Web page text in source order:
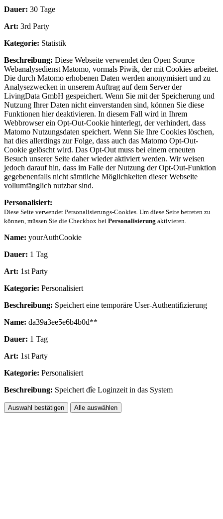
Dauer: 30 Tage
Art: 3rd Party
Kategorie: Statistik
Beschreibung: Diese Webseite verwendet den Open Source
Webanalysedienst Matomo, vormals Piwik, der mit Cookies arbeitet.
Die durch Matomo erhobenen Daten werden anonymisiert und zu
Analysezwecken in unserem Auftrag auf dem Server der
LivingData GmbH gespeichert. Wenn Sie mit der Speicherung und
Nutzung Ihrer Daten nicht einverstanden sind, können Sie diese
Funktionen hier deaktivieren. In diesem Fall wird in Ihrem
Webbrowser ein Opt-Out-Cookie hinterlegt, der verhindert, dass
Matomo Nutzungsdaten speichert. Wenn Sie Ihre Cookies löschen,
hat dies allerdings zur Folge, dass auch das Matomo Opt-Out-
Cookie gelöscht wird. Das Opt-Out muss bei einem erneuten
Besuch unserer Seite daher wieder aktiviert werden. Wir weisen
jedoch darauf hin, dass im Falle der Nutzung der Opt-Out-Funktion
gegebenenfalls nicht sämtliche Möglichkeiten dieser Webseite
vollumfänglich nutzbar sind.
Personalisiert:
Diese Seite verwendet Personalisierungs-Cookies. Um diese Seite betreten zu
können, müssen Sie die Checkbox bei Personalisierung aktivieren.
Name: yourAuthCookie
Dauer: 1 Tag
Art: 1st Party
Kategorie: Personalisiert
Beschreibung: Speichert eine temporäre User-Authentifizierung
Name: da39a3ee5e6b4b0d**
Dauer: 1 Tag
Art: 1st Party
Kategorie: Personalisiert
Beschreibung: Speichert dîe Loginzeit in das System
Auswahl bestätigen Alle auswählen